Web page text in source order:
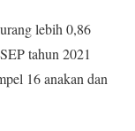
lebih 0,86
tahun 2021
16 anakan dan